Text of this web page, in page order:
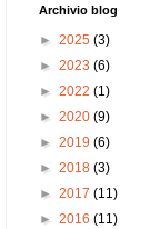
Archivio blog
► 2025 (3)
► 2023 (6)
► 2022 (1)
► 2020 (9)
► 2019 (6)
► 2018 (3)
► 2017 (11)
► 2016 (11)